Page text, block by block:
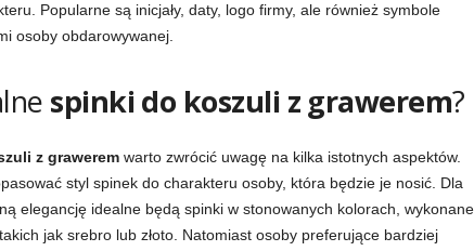
Popularne są inicjały, daty, logo firmy, ale również symbole
osoby obdarowywanej.
spinki do koszuli z grawerem?
z graweremwarto zwrócić uwagę na kilka istotnych aspektów.
styl spinek do charakteru osoby, która będzie je nosić. Dla
elegancję idealne będą spinki w stonowanych kolorach,
jak srebro lub złoto. Natomiast osoby preferujące bardziej